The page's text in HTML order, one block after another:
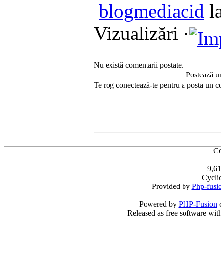
blogmediacid
Vizualizări ·
Nu există comentarii postate.
Postează
Te rog conectează-te pentru a posta un
Provided by Php-
Powered by PHP-Fusion
Released as free software